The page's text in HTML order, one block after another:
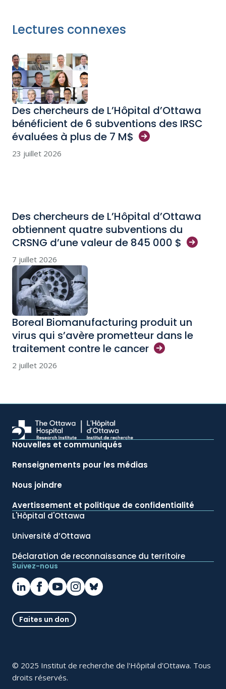
Lectures connexes
Des chercheurs de L’Hôpital d’Ottawa
bénéficient de 6 subventions des IRSC
évaluées à plus de 7 M$
23 juillet 2026
Des chercheurs de L’Hôpital d’Ottawa
obtiennent quatre subventions du
CRSNG d’une valeur de 845 000 $
7 juillet 2026
Boreal Biomanufacturing produit un
virus qui s’avère prometteur dans le
traitement contre le cancer
2 juillet 2026
Nouvelles et communiqués
Renseignements pour les médias
Nous joindre
Avertissement et politique de confidentialité
L'Hôpital d'Ottawa
Université d’Ottawa
Déclaration de reconnaissance du territoire
Suivez-nous
Faites un don
© 2025 Institut de recherche de l'Hôpital d'Ottawa. Tous
droits réservés.